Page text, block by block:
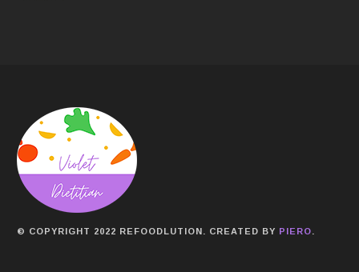
© COPYRIGHT 2022 REFOODLUTION. CREATED BY PIERO